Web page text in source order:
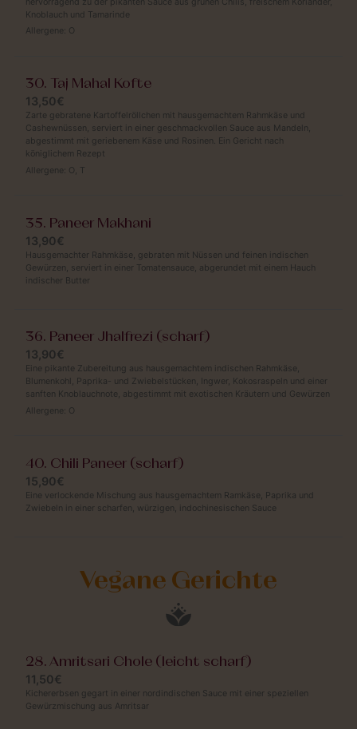
Knoblauch und Tamarinde
Allergene: O
30. Taj Mahal Kofte
13,50€
Zarte gebratene Kartoffelröllchen mit hausgemachtem Rahmkäse und
Cashewnüssen, serviert in einer geschmackvollen Sauce aus Mandeln,
abgestimmt mit geriebenem Käse und Rosinen. Ein Gericht nach
königlichem Rezept
Allergene:
O T
35. Paneer Makhani
13,90€
Hausgemachter Rahmkäse, gebraten mit Nüssen und feinen indischen
Gewürzen, serviert in einer Tomatensauce, abgerundet mit einem Hauch
indischer Butter
36. Paneer Jhalfrezi (scharf)
13,90€
Eine pikante Zubereitung aus hausgemachtem indischen Rahmkäse,
Blumenkohl, Paprika- und Zwiebelstücken, Ingwer, Kokosraspeln und einer
sanften Knoblauchnote, abgestimmt mit exotischen Kräutern und Gewürzen
Allergene:
O
40. Chili Paneer (scharf)
15,90€
Eine verlockende Mischung aus hausgemachtem Ramkäse, Paprika und
Zwiebeln in einer scharfen, würzigen, indochinesischen Sauce
Vegane Gerichte
28. Amritsari Chole (leicht scharf)
11,50€
Kichererbsen gegart in einer nordindischen Sauce mit einer speziellen
Gewürzmischung aus Amritsar